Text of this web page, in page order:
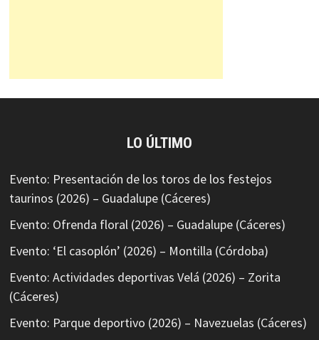
LO ÚLTIMO
Evento: Presentación de los toros de los festejos
taurinos (2026) – Guadalupe (Cáceres)
Evento: Ofrenda floral (2026) – Guadalupe (Cáceres)
Evento: ‘El casoplón’ (2026) – Montilla (Córdoba)
Evento: Actividades deportivas Velá (2026) – Zorita
(Cáceres)
Evento: Parque deportivo (2026) – Navezuelas (Cáceres)